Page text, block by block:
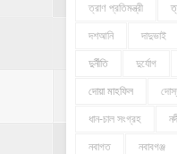
ত্রাণ প্রতিমন্ত্রী
দশআনি দাদুভাই
দুর্নীতি দুর্যোগ
দোয়া মাহফিল
ধান-চাল সংগ্রহ
নবাগত নবাবগঞ্জ